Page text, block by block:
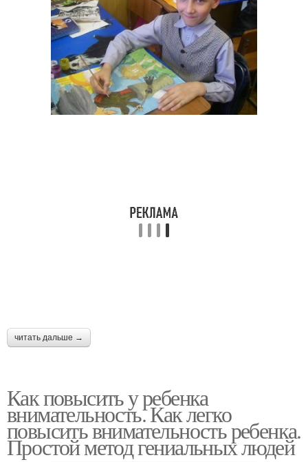
читать дальше →
Как повысить у ребенка
внимательность. Как легко
повысить внимательность ребенка.
Простой метод гениальных людей